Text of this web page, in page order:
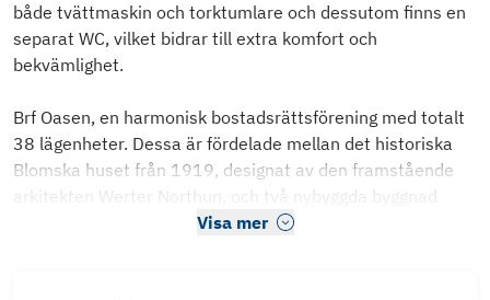
både tvättmaskin och torktumlare och dessutom finns en
separat WC, vilket bidrar till extra komfort och
bekvämlighet.
Brf Oasen, en harmonisk bostadsrättsförening med totalt
38 lägenheter. Dessa är fördelade mellan det historiska
Blomska huset från 1919, designat av den framstående
arkitekten Werter Northun, och två nybyggda byggnad
Visa mer